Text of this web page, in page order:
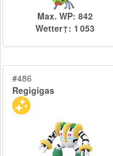
Max. WP: 842
Wetter↑: 1 053
#486
Regigigas